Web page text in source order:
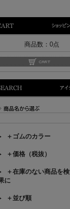
商品数： 0点
＋ゴムのカラー
＋価格（税抜）
＋在庫のない商品を
に
＋並び順